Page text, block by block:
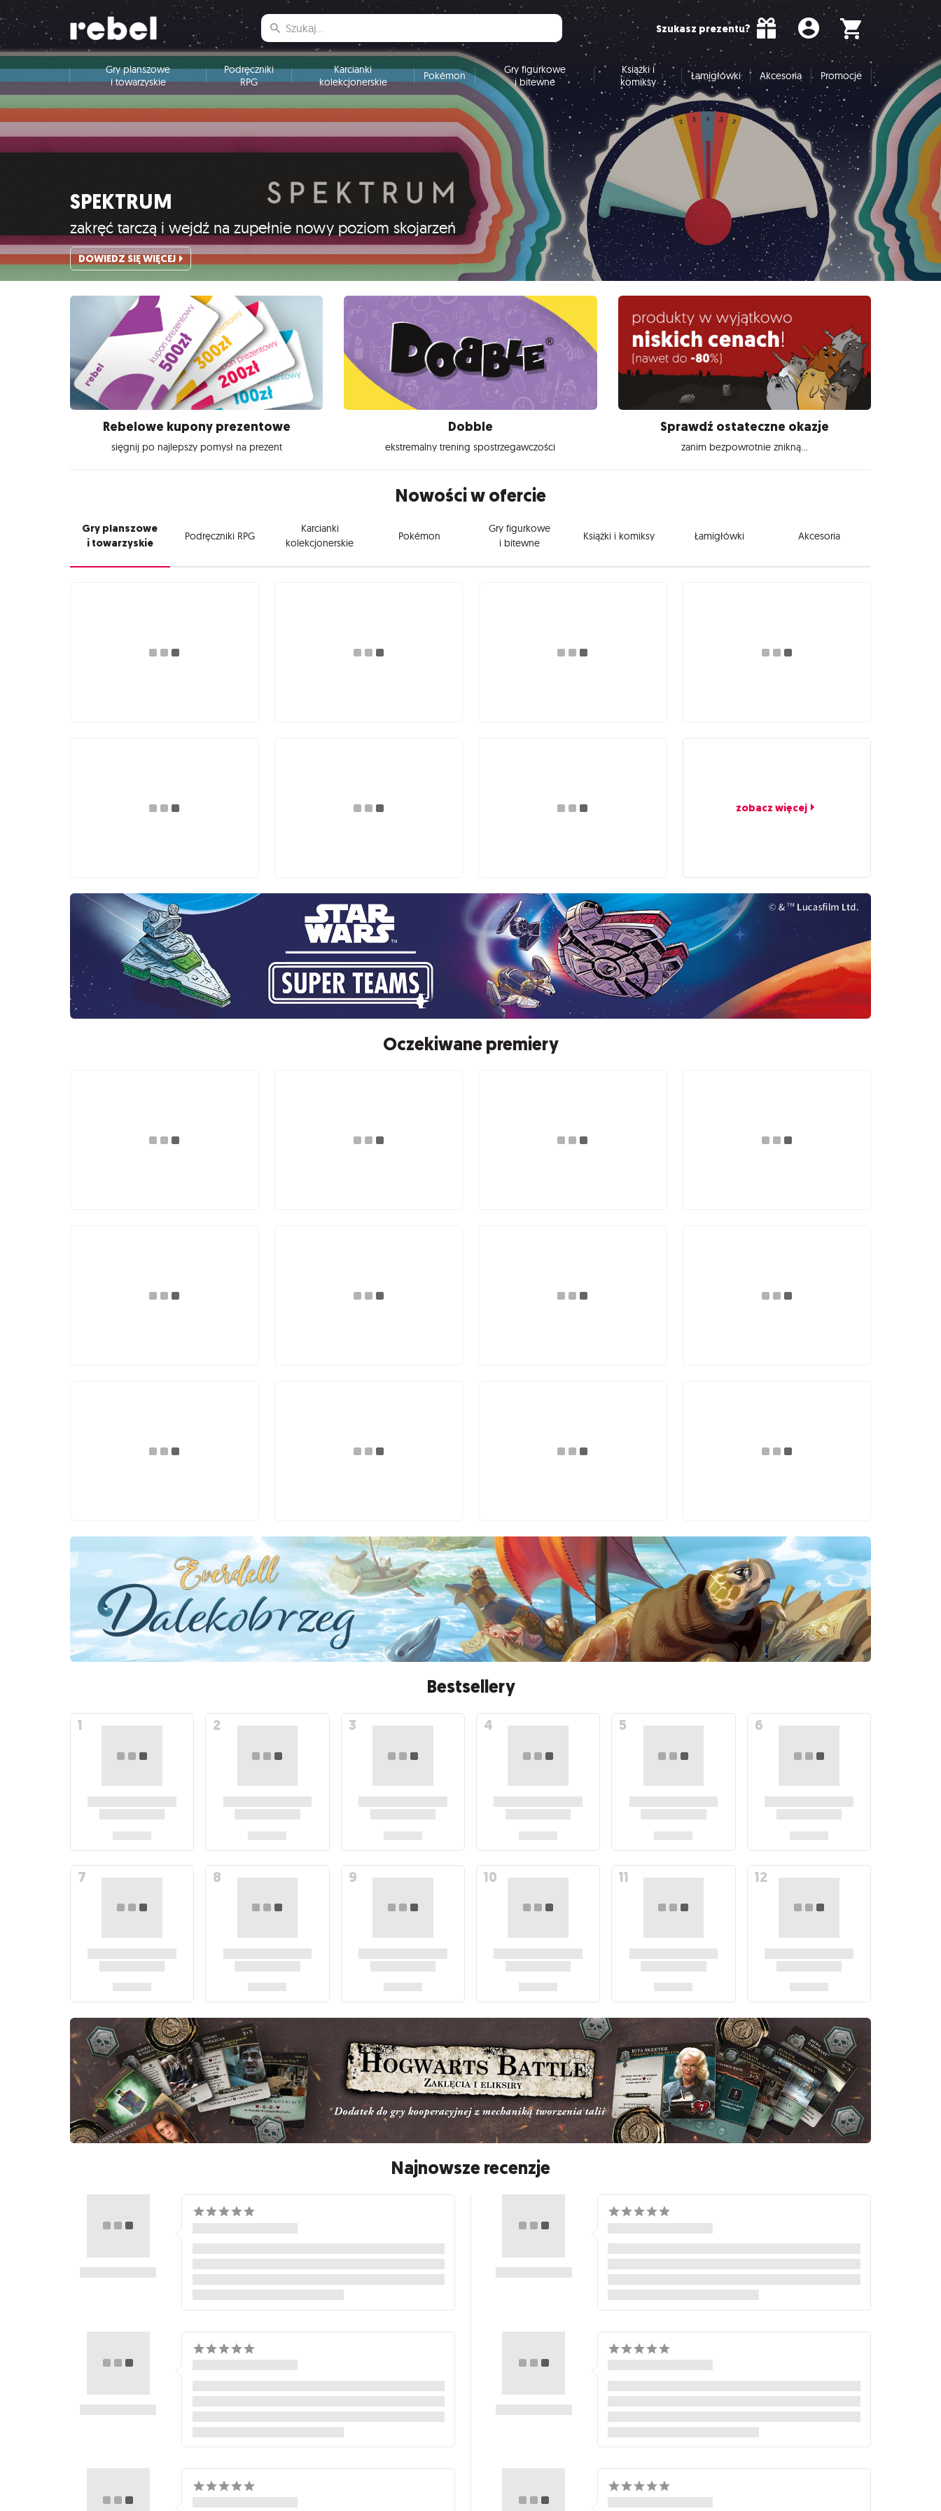
Szukasz prezentu?
Gry planszowe
i towarzyskie
Podręczniki
RPG
Karcianki
kolekcjonerskie
Pokémon
Gry figurkowe
i bitewne
Książki i
komiksy
Łamigłówki Akcesoria Promocje
SPEKTRUM
zakręć tarczą i wejdź na zupełnie nowy poziom skojarzeń
DOWIEDZ SIĘ WIĘCEJ
Rebelowe kupony prezentowe
sięgnij po najlepszy pomysł na prezent
Dobble
ekstremalny trening spostrzegawczości
Sprawdź ostateczne okazje
zanim bezpowrotnie znikną...
Nowości w ofercie
Gry planszowe
i towarzyskie
Podręczniki RPG
Karcianki
kolekcjonerskie
Pokémon
Gry figurkowe
i bitewne
Książki i komiksy Łamigłówki Akcesoria
zobacz więcej
Oczekiwane premiery
Bestsellery
Najnowsze recenzje